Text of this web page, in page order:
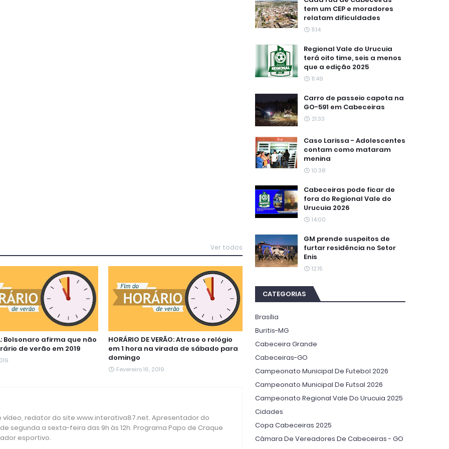
Ver todos
Bolsonaro afirma que não
de verão em 2019
HORÁRIO DE VERÃO: Atrase o relógio
em 1 hora na virada de sábado para
domingo
Fevereiro 16, 2019
redator do site www.interativa87.net. Apresentador do
segunda a sexta-feira das 9h às 12h. Programa Papo de Craque
esportivo.
tem um CEP e moradores
relatam dificuldades
11:14
Regional Vale do Urucuia
terá oito time, seis a menos
que a edição 2025
11:49
Carro de passeio capota na
GO-591 em Cabeceiras
21:33
Caso Larissa - Adolescentes
contam como mataram
menina
10:38
Cabeceiras pode ficar de
fora do Regional Vale do
Urucuia 2026
14:00
GM prende suspeitos de
furtar residência no Setor
Enis
12:15
CATEGORIAS
Brasília
Buritis-MG
Cabeceira Grande
Cabeceiras-GO
Campeonato Municipal De Futebol 2026
Campeonato Municipal De Futsal 2026
Campeonato Regional Vale Do Urucuia 2025
Cidades
Copa Cabeceiras 2025
Câmara De Vereadores De Cabeceiras - GO